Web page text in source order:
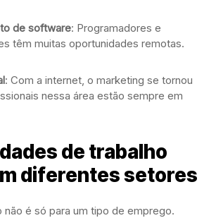
de software: Programadores e
têm muitas oportunidades remotas.
: Com a internet, o marketing se tornou
nessa área estão sempre em
de trabalho
diferentes setores
não é só para um tipo de emprego.